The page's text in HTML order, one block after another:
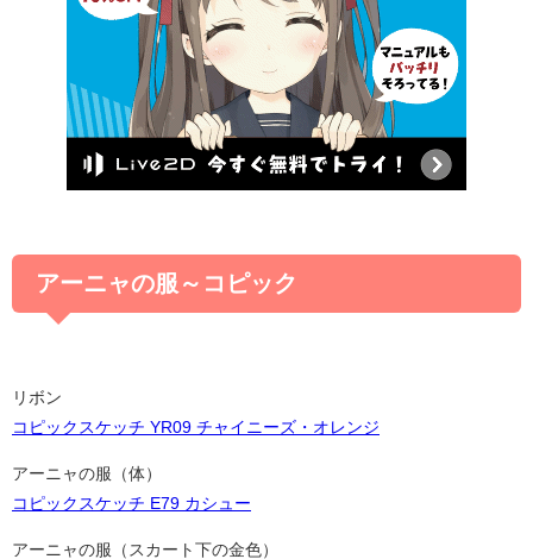
アーニャの服～コピック
リボン
コピックスケッチ YR09 チャイニーズ・オレンジ
アーニャの服（体）
コピックスケッチ E79 カシュー
アーニャの服（スカート下の金色）